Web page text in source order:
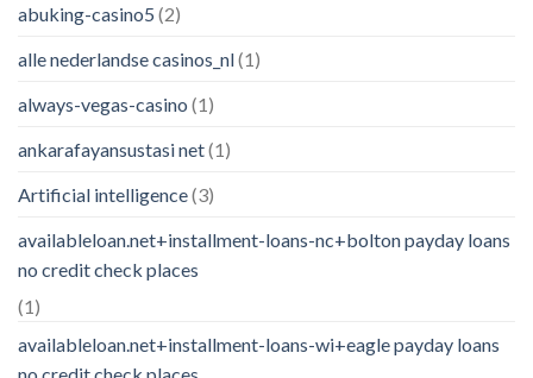
abuking-casino5 (2)
alle nederlandse casinos_nl(1)
always-vegas-casino (1)
ankarafayansustasi net(1)
Artificial intelligence(3)
availableloan.net+installment-loans-nc+bolton payday loans
no credit check places
(1)
availableloan.net+installment-loans-wi+eagle payday loans
no credit check places